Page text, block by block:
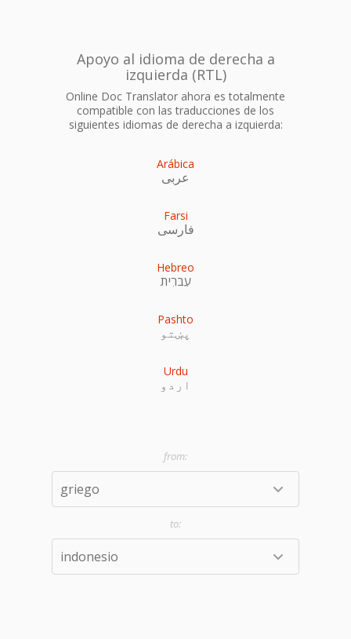
Apoyo al idioma de derecha a
izquierda (RTL)
Online Doc Translator ahora es totalmente
compatible con las traducciones de los
siguientes idiomas de derecha a izquierda:
Arábica
عربى
Farsi
فارسی
Hebreo
עִברִית
Pashto
پښتو
Urdu
اردو